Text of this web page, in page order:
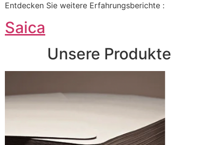
Entdecken Sie weitere Erfahrungsberichte :
Saica
Unsere Produkte